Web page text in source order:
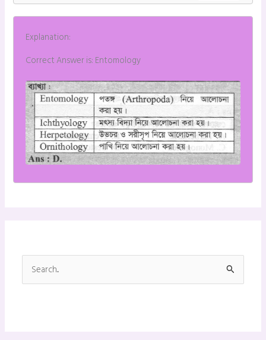
Explanation:
Correct Answer is: Entomology
e